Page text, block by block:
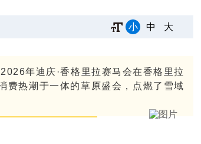
小 中 大
年迪庆·香格里拉赛马会在香格里拉
费热潮于一体的草原盛会，点燃了雪域